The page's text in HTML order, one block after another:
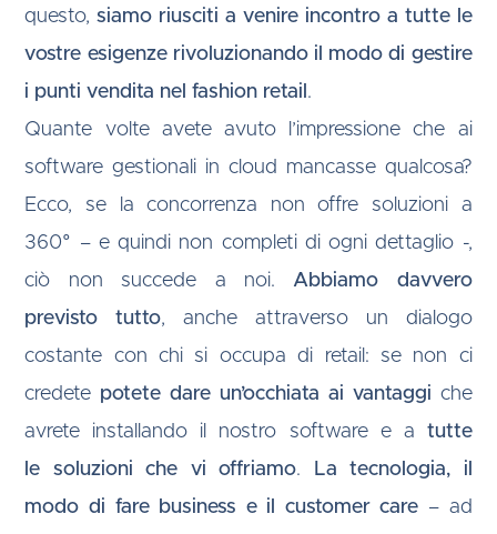
questo,siamo riusciti a venire incontro a tutte le
vostre esigenze rivoluzionando il modo di gestire
i punti vendita nel fashion retail .
Quante volte avete avuto l’impressione che ai
software gestionali in cloud mancasse qualcosa?
Ecco, se la concorrenza non offre soluzioni a
360° – e quindi non completi di ogni dettaglio -,
ciò non succede a noi. Abbiamo davvero
previsto tutto, anche attraverso un dialogo
costante con chi si occupa di retail: se non ci
credete potete dare un’occhiata ai vantaggi che
avrete installando il nostro software e a tutte
le soluzioni che vi offriamo.
La tecnologia, il
modo di fare business e il customer care – ad